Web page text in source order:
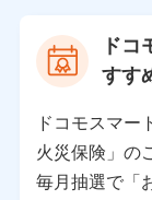
当社の対応品
個人情報保
〒103-0013
バンネット日
株式会社ドコ
ドコ
すす
ドコモスマー
火災保険」の
毎月抽選で「